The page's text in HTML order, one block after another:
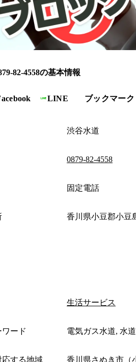
82-4558の基本情報
LINE ブックマーク
渋谷水道
0879-82-4558
固定電話
香川県小豆郡小豆
生活サービス
ード 電気ガス水道, 水
する地域
香川県さぬき市（